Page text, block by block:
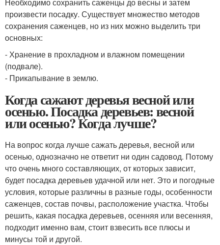
произвести посадку. Существует множество методов
сохранения саженцев, но из них можно выделить три
основных:
- Хранение в прохладном и влажном помещении
(подвале).
- Прикапывание в землю.
Когда сажают деревья весной или
осенью. Посадка деревьев: весной
или осенью? Когда лучше?
На вопрос когда лучше сажать деревья, весной или
осенью, однозначно не ответит ни один садовод. Потому
что очень много составляющих, от которых зависит,
будет посадка деревьев удачной или нет. Это и погодные
условия, которые различны в разные годы, особенности
саженцев, состав почвы, расположение участка. Чтобы
решить, какая посадка деревьев, осенняя или весенняя,
подходит именно вам, стоит взвесить все плюсы и
минусы той и другой.